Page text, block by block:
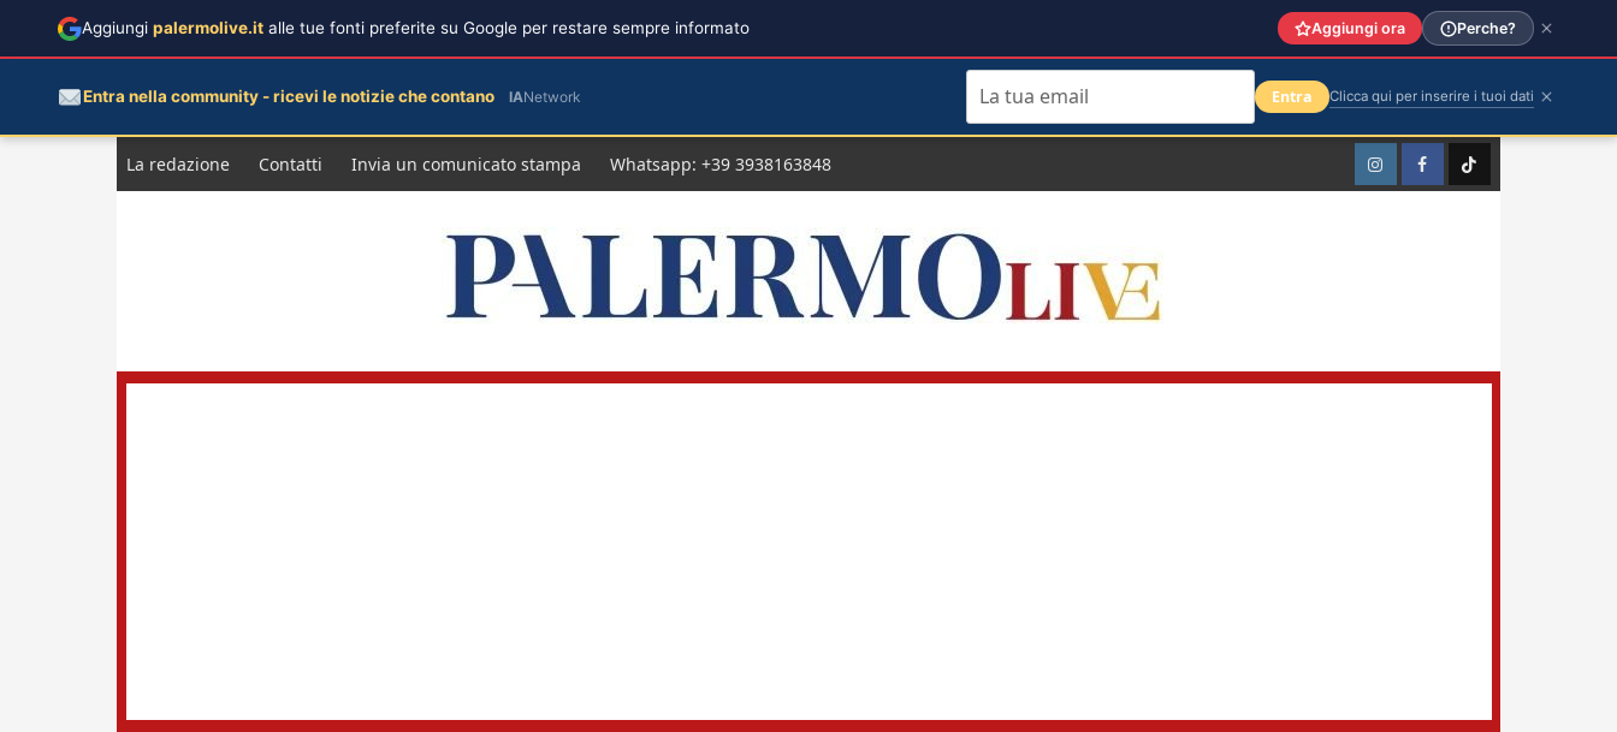
La redazione Contatti Invia un comunicato stampa Whatsapp: +39 3938163848 InstagramFacebookTikTok
Aggiungi palermolive.it alle tue fonti preferite su Google per restare sempre informato Aggiungi ora Perche?
Entra nella community - ricevi le notizie che contano IANetwork Entra Clicca qui per inserire i tuoi dati